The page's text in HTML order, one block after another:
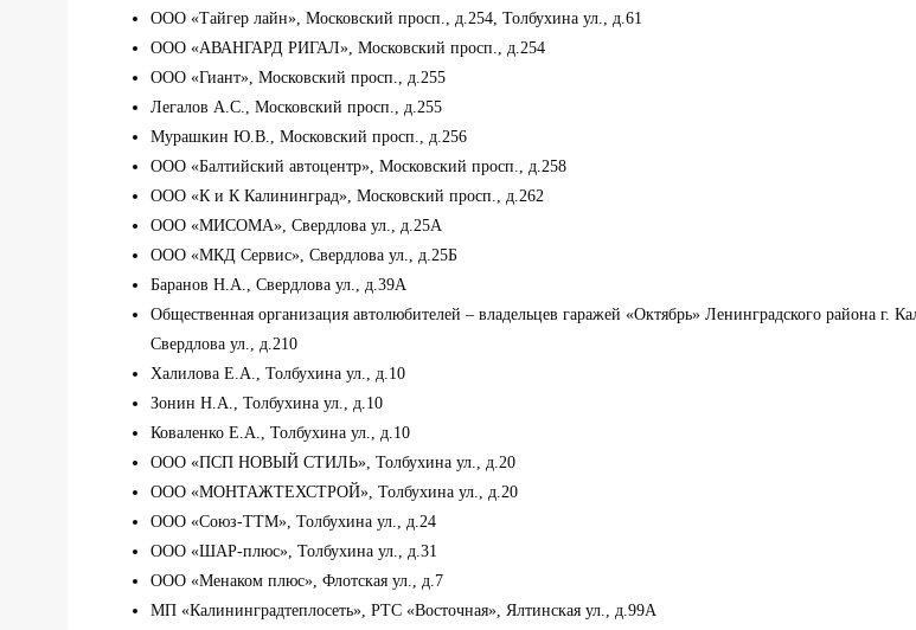
ООО «Тайгер лайн», Московский просп., д.254, Толбухина ул., д.61
ООО «АВАНГАРД РИГАЛ», Московский просп., д.254
ООО «Гиант», Московский просп., д.255
Легалов А.С., Московский просп., д.255
Мурашкин Ю.В., Московский просп., д.256
ООО «Балтийский автоцентр», Московский просп., д.258
ООО «К и К Калининград», Московский просп., д.262
ООО «МИСОМА», Свердлова ул., д.25А
ООО «МКД Сервис», Свердлова ул., д.25Б
Баранов Н.А., Свердлова ул., д.39А
Общественная организация автолюбителей – владельцев гаражей «Октябрь» Ленинградского района г.
Свердлова ул., д.210
Халилова Е.А., Толбухина ул., д.10
Зонин Н.А., Толбухина ул., д.10
Коваленко Е.А., Толбухина ул., д.10
ООО «ПСП НОВЫЙ СТИЛЬ», Толбухина ул., д.20
ООО «МОНТАЖТЕХСТРОЙ», Толбухина ул., д.20
ООО «Союз-ТТМ», Толбухина ул., д.24
ООО «ШАР-плюс», Толбухина ул., д.31
ООО «Менаком плюс», Флотская ул., д.7
МП «Калининградтеплосеть», РТС «Восточная», Ялтинская ул., д.99А